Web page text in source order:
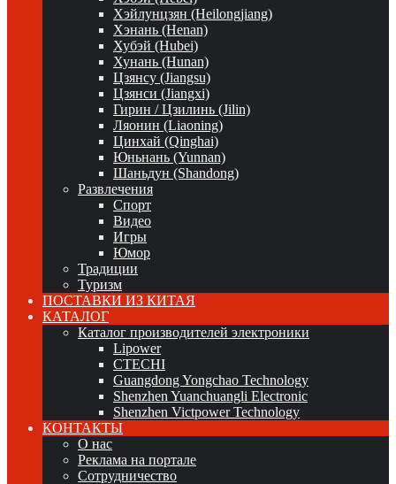
Хэйлунцзян (Heilongjiang)
Хэнань (Henan)
Хубэй (Hubei)
Хунань (Hunan)
Цзянсу (Jiangsu)
Цзянси (Jiangxi)
Гирин / Цзилинь (Jilin)
Ляонин (Liaoning)
Цинхай (Qinghai)
Юньнань (Yunnan)
Шаньдун (Shandong)
Развлечения
Спорт
Видео
Игры
Юмор
Традиции
Туризм
ПОСТАВКИ ИЗ КИТАЯ
КАТАЛОГ
Каталог производителей электроники
Lipower
CTECHI
Guangdong Yongchao Technology
Shenzhen Yuanchuangli Electronic
Shenzhen Victpower Technology
КОНТАКТЫ
О нас
Реклама на портале
Сотрудничество